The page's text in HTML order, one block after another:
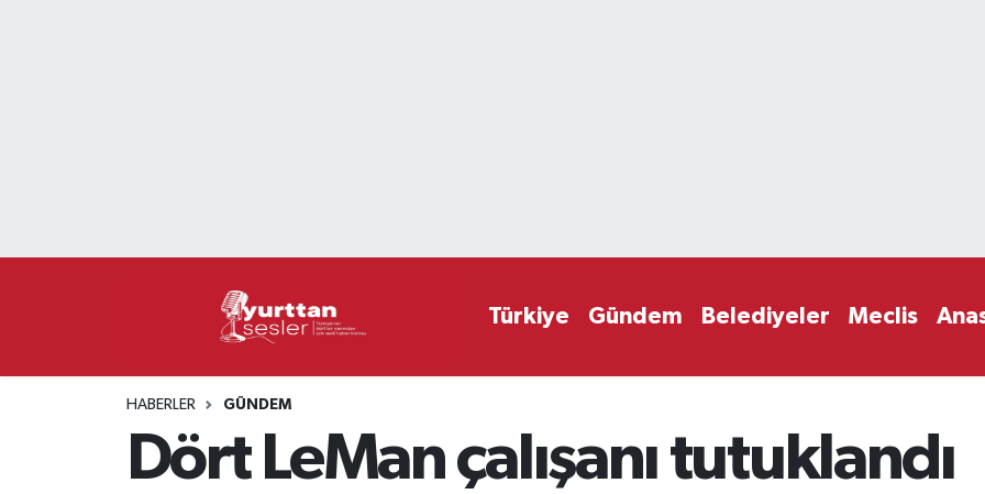
Türkiye Gündem Belediyeler Meclis
HABERLER GÜNDEM
Dört LeMan çalışanı tutuklandı
Süper Lig Puan Durumu ve Fikstür
Haber Arşivi